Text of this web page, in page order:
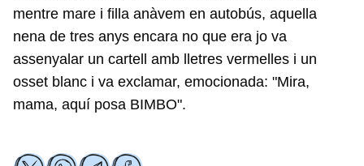
mentre mare i filla anàvem en autobús, aquella
nena de tres anys encara no que era jo va
assenyalar un cartell amb lletres vermelles i un
osset blanc i va exclamar, emocionada: "Mira,
mama, aquí posa BIMBO".